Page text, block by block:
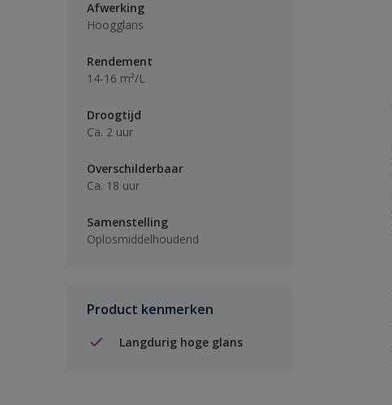
Afwerking
Hoogglans
Rendement
14-16 m²/L
Droogtijd
Ca. 2 uur
Overschilderbaar
Ca. 18 uur
Samenstelling
Oplosmiddelhoudend
Product kenmerken
Langdurig hoge glans